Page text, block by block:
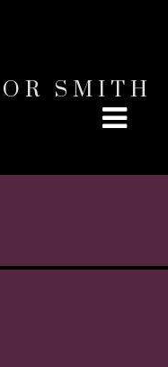
SMITH